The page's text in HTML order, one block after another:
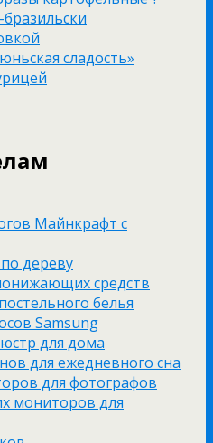
сладость»
Майнкрафт с
дереву
средств
белья
Samsung
для дома
для ежедневного сна
для фотографов
мониторов для